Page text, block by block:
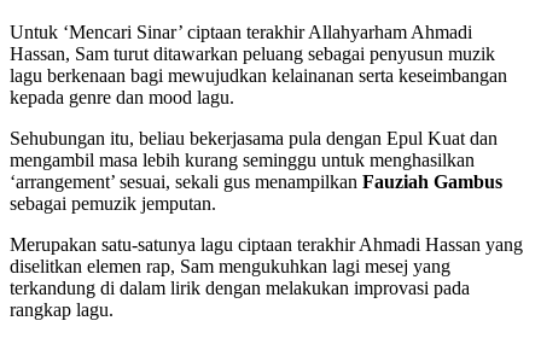
Untuk ‘Mencari Sinar’ ciptaan terakhir Allahyarham Ahmadi
Hassan, Sam turut ditawarkan peluang sebagai penyusun muzik
lagu berkenaan bagi mewujudkan kelainanan serta keseimbangan
kepada genre dan mood lagu.
Sehubungan itu, beliau bekerjasama pula dengan Epul Kuat dan
mengambil masa lebih kurang seminggu untuk menghasilkan
‘arrangement’ sesuai, sekali gus menampilkan Fauziah Gambus
sebagai pemuzik jemputan.
Merupakan satu-satunya lagu ciptaan terakhir Ahmadi Hassan yang
diselitkan elemen rap, Sam mengukuhkan lagi mesej yang
terkandung di dalam lirik dengan melakukan improvasi pada
rangkap lagu.